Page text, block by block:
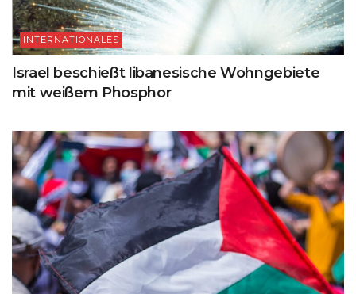
INTERNATIONALES
Israel beschießt libanesische Wohngebiete
mit weißem Phosphor